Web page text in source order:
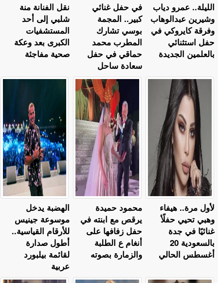
نقل الفنانة منة
شلبي إلى أحد
المستشفيات
الكبرى بعد وعكة
صحية مفاجئة
في حفل غنائي
كبير.. المجمة
بوسي تشارك
المطرب محمد
حماقي في حفل
سعادة ساحل
الليلة.. عمرو دياب
وشيرين عبدالوهاب
وفرقة كايروكي في
حفل استثنائي
بالعلمين الجديدة
الهضبة يدخل
موسوعة جينيس
للأرقام القياسية..
أطول صدارة
لقائمة بيلبورد
عربية
محمود حميدة
يرقص مع ابنته في
حفل زفافها على
أنغام ع الطلبة
والزمارة بصوته
لأول مرة.. هيفاء
وهبي تحيي حفلًأ
غنائيًا في جدة
بالسعودية 20
أغسطس الحالي